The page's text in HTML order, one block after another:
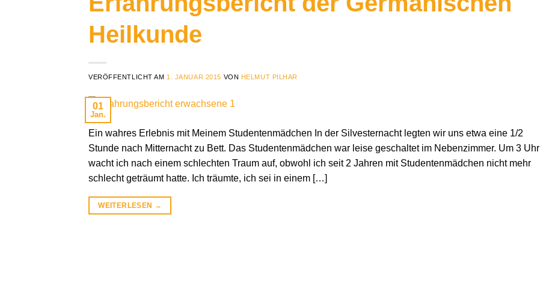
Heilkunde
VERÖFFENTLICHT AM 1. JANUAR 2015 VON HELMUT PILHAR
01
Jan.
Ein wahres Erlebnis mit Meinem Studentenmädchen In der Silvesternacht legten wir uns etwa eine 1/2
Stunde nach Mitternacht zu Bett. Das Studentenmädchen war leise geschaltet im Nebenzimmer. Um 3 Uhr
wacht ich nach einem schlechten Traum auf, obwohl ich seit 2 Jahren mit Studentenmädchen nicht mehr
schlecht geträumt hatte. Ich träumte, ich sei in einem […]
WEITERLESEN →